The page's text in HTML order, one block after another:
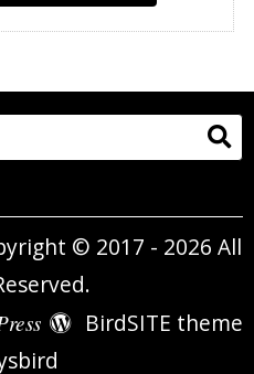
© 2017 - 2026 All
BirdSITE theme